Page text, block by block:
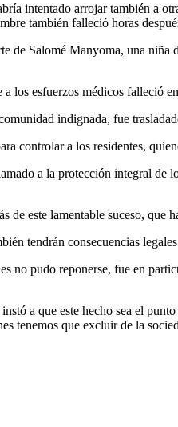
intentado arrojar también a
también falleció horas
de Salomé Manyoma, una
los esfuerzos médicos falleció
indignada, fue
controlar a los residentes,
a la protección integral de
este lamentable suceso,
tendrán consecuencias
no pudo reponerse, fue en
a que este hecho sea el
tenemos que excluir de la